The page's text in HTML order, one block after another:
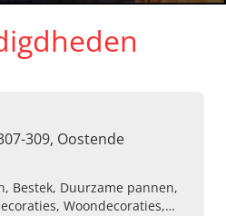
309, Oostende
Bestek, Duurzame pannen,
Woondecoraties,